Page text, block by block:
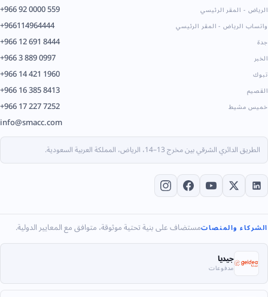
+966 92 0000 559 الرياض - المقر الرئيسي
+966114964444 واتساب الرياض - المقر الرئيسي
+966 12 691 8444 جدة
+966 3 889 0997 الخبر
+966 14 421 1960 تبوك
+966 16 385 8413 القصيم
+966 17 227 7252 خميس مشيط
info@smacc.com
الطريق الدائري الشرقي بين مخرج 13–14، الرياض، المملكة العربية السعودية.
الشركاء والمنصاتمستضاف على بنية تحتية موثوقة، متوافق مع المعايير الدولية.
جيديا
مدفوعات